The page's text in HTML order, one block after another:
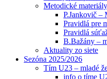
Metodické materiály
P.Jankovič –
Pravidlá pre
Pravidlá
B.Bažány –
Aktuality zo siete
Sezóna 2025/2026
Tím U23 – mladé
info o tíme